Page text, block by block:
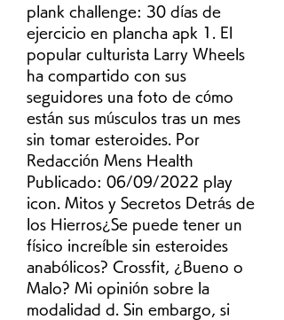
plank challenge: 30 días de
ejercicio en plancha apk 1. El
popular culturista Larry Wheels
ha compartido con sus
seguidores una foto de cómo
están sus músculos tras un mes
sin tomar esteroides. Por
Redacción Mens Health
Publicado: 06/09/2022 play
icon. Mitos y Secretos Detrás de
los Hierros¿Se puede tener un
físico increíble sin esteroides
anabólicos? Crossfit, ¿Bueno o
Malo? Mi opinión sobre la
modalidad d. Sin embargo, si